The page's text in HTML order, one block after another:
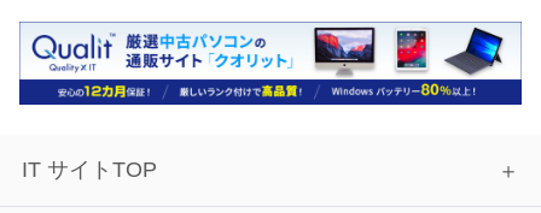
IT サイトTOP